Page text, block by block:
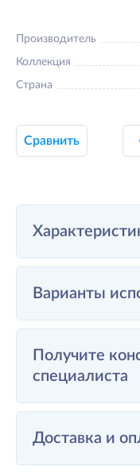
Производитель
Коллекция
Страна
Сравнить
Варианты
Получите
специалиста
Доставка и